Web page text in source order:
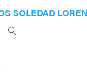
SOLEDAD